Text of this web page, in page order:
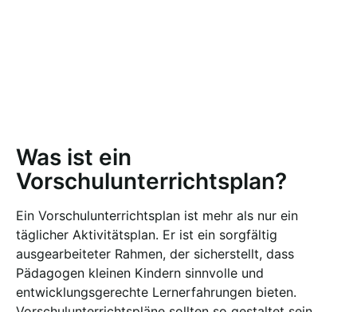
Was ist ein
Vorschulunterrichtsplan?
Ein Vorschulunterrichtsplan ist mehr als nur ein
täglicher Aktivitätsplan. Er ist ein sorgfältig
ausgearbeiteter Rahmen, der sicherstellt, dass
Pädagogen kleinen Kindern sinnvolle und
entwicklungsgerechte Lernerfahrungen bieten.